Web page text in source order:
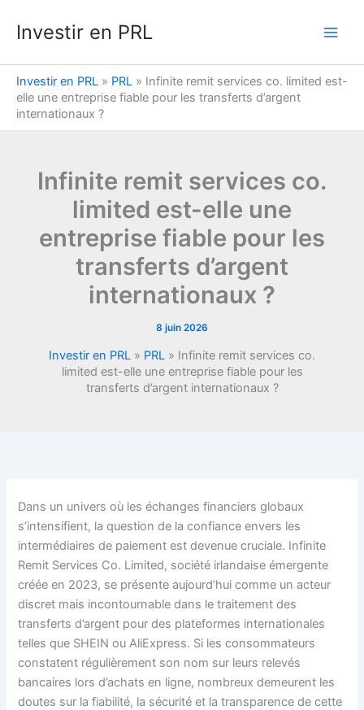
Investir en PRL
Investir en PRL » PRL » Infinite remit services co. limited est-
elle une entreprise fiable pour les transferts d’argent
internationaux ?
Infinite remit services co.
limited est-elle une
entreprise fiable pour les
transferts d’argent
internationaux ?
8 juin 2026
Investir en PRL » PRL » Infinite remit services co.
limited est-elle une entreprise fiable pour les
transferts d’argent internationaux ?
Dans un univers où les échanges financiers globaux
s’intensifient, la question de la confiance envers les
intermédiaires de paiement est devenue cruciale. Infinite
Remit Services Co. Limited, société irlandaise émergente
créée en 2023, se présente aujourd’hui comme un acteur
discret mais incontournable dans le traitement des
transferts d’argent pour des plateformes internationales
telles que SHEIN ou AliExpress. Si les consommateurs
constatent régulièrement son nom sur leurs relevés
bancaires lors d’achats en ligne, nombreux demeurent les
doutes sur la fiabilité, la sécurité et la transparence de cette